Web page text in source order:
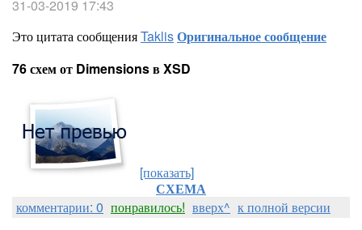
31-03-2019 17:43
Это цитата сообщенияTaklisОригинальное сообщение
76 схем от Dimensions в XSD
[показать]
СХЕМА
комментарии: 0 понравилось! вверх^ к полной версии